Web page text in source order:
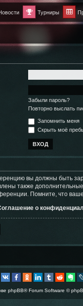
Турниры
Забыли пароль?
Повторно выслать
Запомнить меня
Скрыть моё
вы должны быть
также
Помните, что
о
phpBB® Forum Software ©